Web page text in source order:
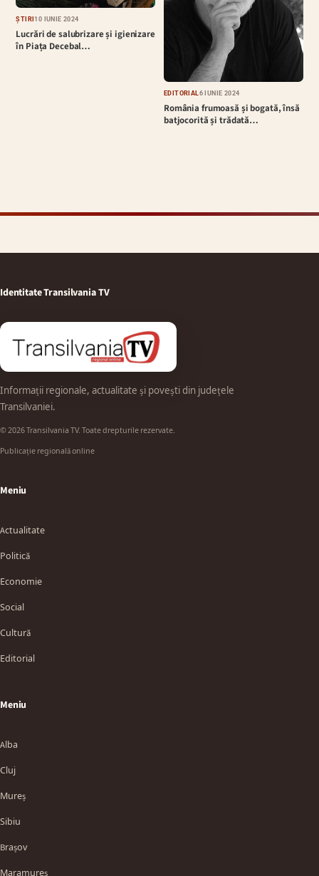
ȘTIRI10 IUNIE 2024
Lucrări de salubrizare și igienizare
în Piața Decebal…
EDITORIAL6 IUNIE 2024
România frumoasă și bogată, însă
batjocorită și trădată…
Identitate Transilvania TV
Informații regionale, actualitate și povești din județele
Transilvaniei.
© 2026 Transilvania TV. Toate drepturile rezervate.
Publicație regională online
Meniu
Actualitate
Politică
Economie
Social
Cultură
Editorial
Meniu
Alba
Cluj
Mureș
Sibiu
Brașov
Maramureș